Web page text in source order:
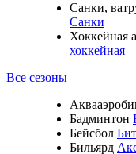
Санки,
Санки
Хоккейная
хоккейная
Все сезоны
Бадминтон
Бейсбол
Бильярд